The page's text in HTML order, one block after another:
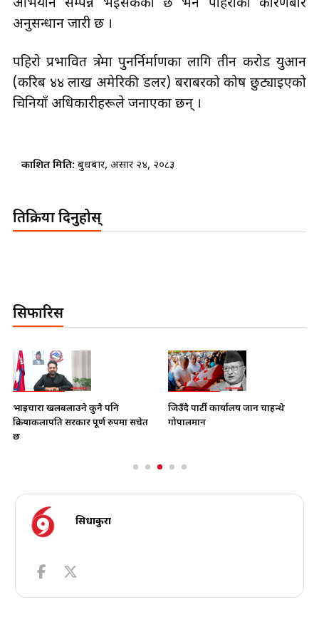
अनुसन्धान जारी छ ।
पहिरो प्रभावित क्षेत्रमा पुनर्निर्माणका लागि तीन करोड युआन
(करिब ४४ लाख अमेरिकी डलर) बराबरको कोष छुट्याइएको
चिनियाँ अधिकारीहरूले जनाएका छन् ।
प्रकाशित मिति: बुधबार, असार २४, २०८३
प्रतिक्रिया दिनुहोस्
सिफारिस
भाइचारा खलबलाउने कुनै पनि
क्रियाकलापप्रति सरकार पूर्ण रुपमा सचेत
छ
जिउँदै पार्टी कार्यालय जान चाहन्थे
गोपालमान
सिधाकुरा